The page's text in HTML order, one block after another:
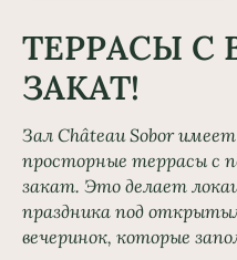
ТЕРРАСЫ С
ЗАКАТ!
Зал Château Sobor
просторные террасы с
закат. Это делает
праздника под
вечеринок, которые